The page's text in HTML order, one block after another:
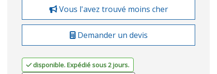
Vous l'avez trouvé moins cher
Demander un devis
disponible. Expédié sous 2 jours.